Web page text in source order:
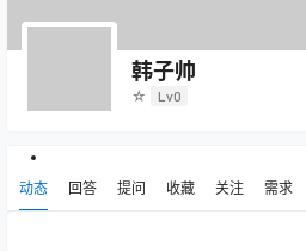
韩子帅
☆ Lv0
动态 回答 提问 收藏 关注 需求